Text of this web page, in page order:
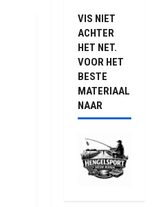
VIS NIET
ACHTER
HET NET.
VOOR HET
BESTE
MATERIAAL
NAAR